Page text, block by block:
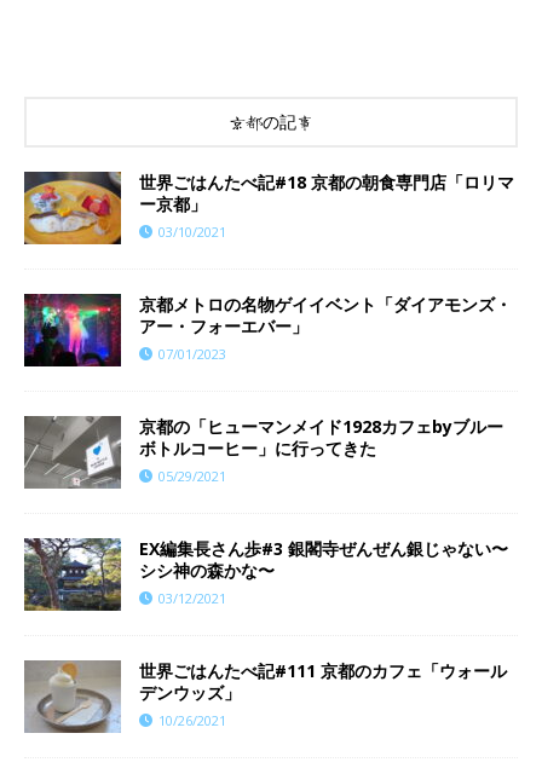
京都の記事
世界ごはんたべ記#18 京都の朝食専門店「ロリマ
ー京都」
03/10/2021
京都メトロの名物ゲイイベント「ダイアモンズ・
アー・フォーエバー」
07/01/2023
京都の「ヒューマンメイド1928カフェbyブルー
ボトルコーヒー」に行ってきた
05/29/2021
EX編集長さん歩#3 銀閣寺ぜんぜん銀じゃない〜
シシ神の森かな〜
03/12/2021
世界ごはんたべ記#111 京都のカフェ「ウォール
デンウッズ」
10/26/2021